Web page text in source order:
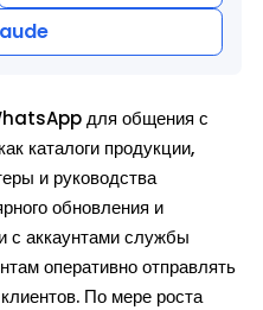
для общения с
каталоги продукции,
и руководства
обновления и
с аккаунтами службы
оперативно отправлять
По мере роста